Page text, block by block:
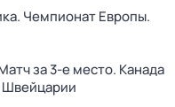
Чемпионат Европы.
за 3-е место. Канада
Швейцарии